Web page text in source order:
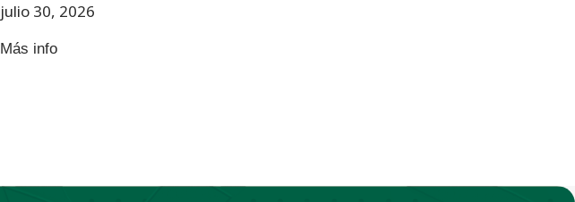
julio 30, 2026
Más info